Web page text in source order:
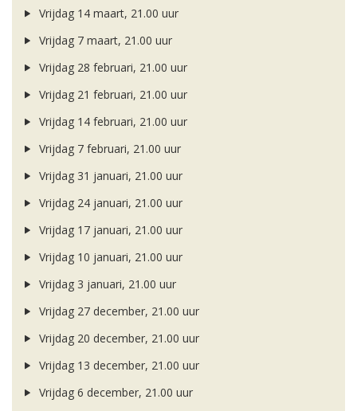
Vrijdag 14 maart, 21.00 uur
Vrijdag 7 maart, 21.00 uur
Vrijdag 28 februari, 21.00 uur
Vrijdag 21 februari, 21.00 uur
Vrijdag 14 februari, 21.00 uur
Vrijdag 7 februari, 21.00 uur
Vrijdag 31 januari, 21.00 uur
Vrijdag 24 januari, 21.00 uur
Vrijdag 17 januari, 21.00 uur
Vrijdag 10 januari, 21.00 uur
Vrijdag 3 januari, 21.00 uur
Vrijdag 27 december, 21.00 uur
Vrijdag 20 december, 21.00 uur
Vrijdag 13 december, 21.00 uur
Vrijdag 6 december, 21.00 uur